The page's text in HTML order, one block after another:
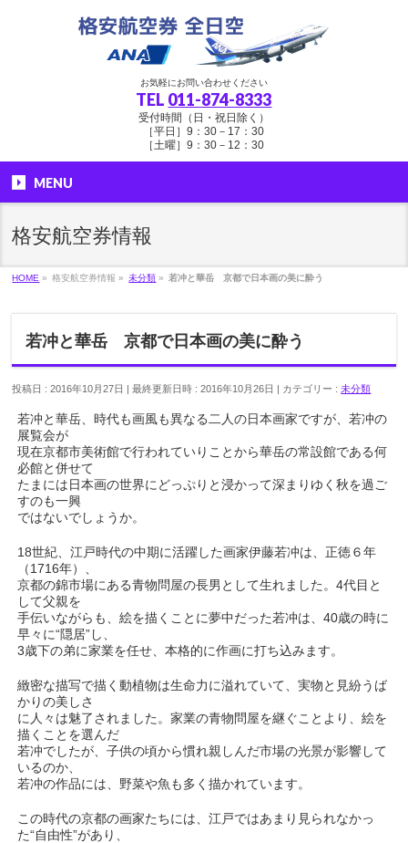
お気軽にお問い合わせください
TEL 011-874-8333
受付時間（日・祝日除く）
［平日］9：30－17：30
［土曜］9：30－12：30
MENU
格安航空券情報
HOME » 格安航空券情報 » 未分類 » 若冲と華岳 京都で日本画の美に酔う
若冲と華岳 京都で日本画の美に酔う
投稿日 : 2016年10月27日 最終更新日時 : 2016年10月26日 カテゴリー :未分類
若冲と華岳、時代も画風も異なる二人の日本画家ですが、若冲の
展覧会が
現在京都市美術館で行われていりことから華岳の常設館である何
必館と併せて
たまには日本画の世界にどっぷりと浸かって深まりゆく秋を過ご
すのも一興
ではないでしょうか。
18世紀、江戸時代の中期に活躍した画家伊藤若冲は、正徳６年
（1716年）、
京都の錦市場にある青物問屋の長男として生れました。4代目と
して父親を
手伝いながらも、絵を描くことに夢中だった若冲は、40歳の時に
早々に“隠居”し、
3歳下の弟に家業を任せ、本格的に作画に打ち込みます。
緻密な描写で描く動植物は生命力に溢れていて、実物と見紛うば
かりの美しさ
に人々は魅了されました。家業の青物問屋を継ぐことより、絵を
描くことを選んだ
若冲でしたが、子供の頃から慣れ親しんだ市場の光景が影響して
いるのか、
若冲の作品には、野菜や魚も多く描かれています。
この時代の京都の画家たちには、江戸ではあまり見られなかっ
た“自由性”があり、